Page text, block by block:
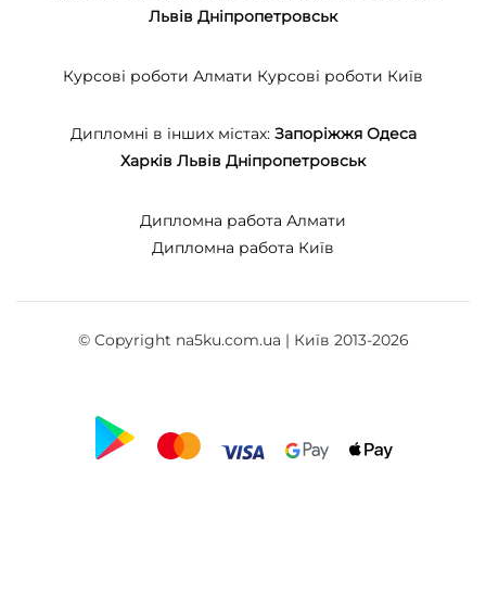
Львів Дніпропетровськ
Курсові роботи Алмати Курсові роботи Київ
Дипломні в інших містах: Запоріжжя Одеса
Харків Львів Дніпропетровськ
Дипломна работа Алмати
Дипломна работа Київ
© Copyright na5ku.com.ua | Київ 2013-2026